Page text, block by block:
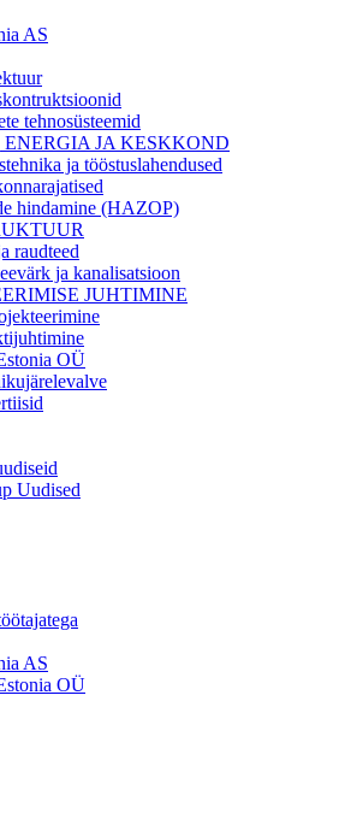
AS
tehnosüsteemid
ENERGIA JA KESKKOND
ja tööstuslahendused
hindamine (HAZOP)
raudteed
ja kanalisatsioon
JUHTIMINE
OÜ
Uudised
AS
OÜ